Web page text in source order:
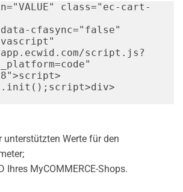
="VALUE" class=" ec-cart-
data-cfasync=" false"
"
script.js?
"
">script>
. init ( ) ; script>div>
unterstützten Werte für den
Ihres MyCOMMERCE-Shops.